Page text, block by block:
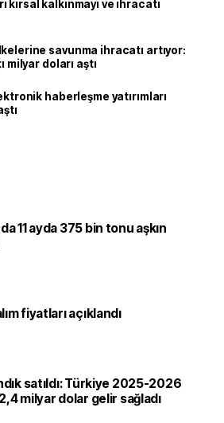
kırsal kalkınmayı ve ihracatı
savunma ihracatı artıyor:
milyar doları aştı
haberleşme yatırımları
11 ayda 375 bin tonu aşkın
fiyatları açıklandı
satıldı: Türkiye 2025-2026
milyar dolar gelir sağladı